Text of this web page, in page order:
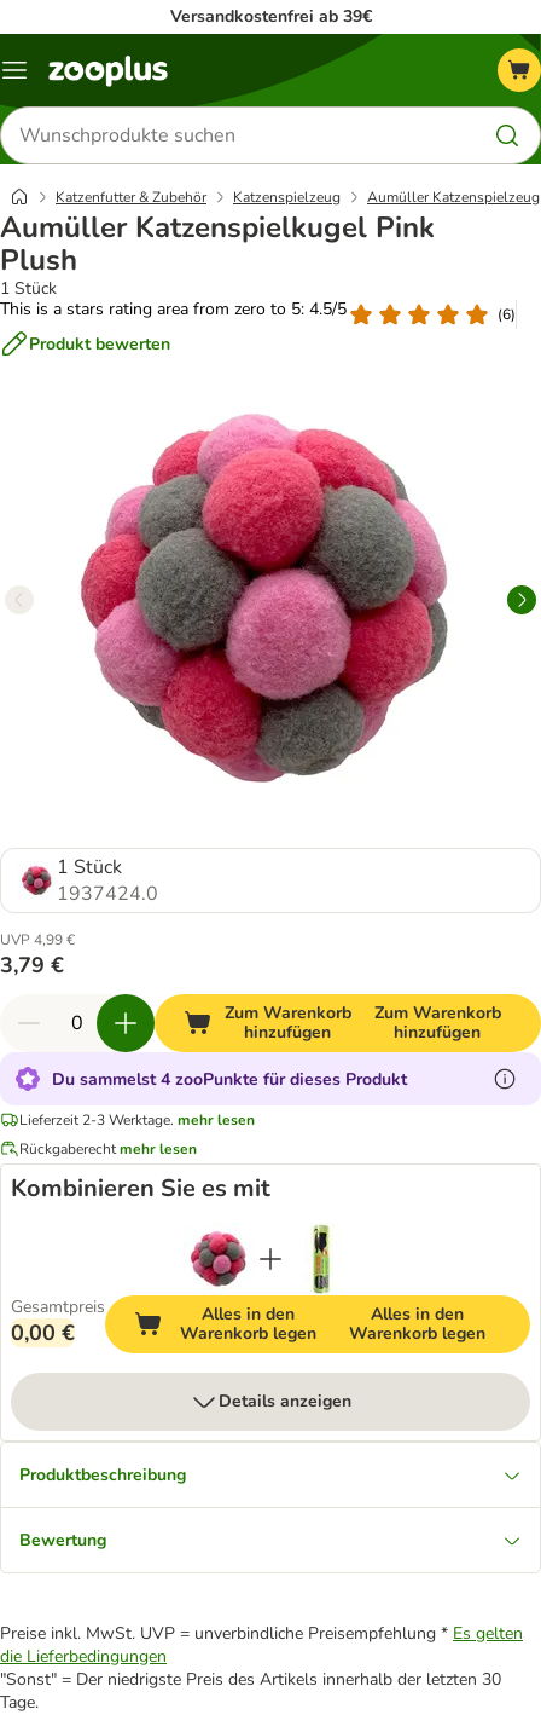
Versandkostenfrei ab 39€
Menü
Produkte
suchen
Katzenfutter & Zubehör Katzenspielzeug Aumüller Katzenspielzeug
Aumüller Katzenspielkugel Pink
Plush
1 Stück
This is a stars rating area from zero to 5: 4.5/5
(6)
Produkt bewerten
1 Stück
1937424.0
UVP 4,99 €
3,79 €
Zum Warenkorb
hinzufügen
Zum Warenkorb
hinzufügen
Du sammelst 4 zooPunkte für dieses Produkt
Lieferzeit 2-3 Werktage. mehr lesen
Rückgaberechtmehr lesen
Kombinieren Sie es mit
Gesamtpreis
0,00 €
Alles in den
Warenkorb legen
Alles in den
Warenkorb legen
Details anzeigen
Produktbeschreibung
Bewertung
Preise inkl. MwSt. UVP = unverbindliche Preisempfehlung * Es gelten
die Lieferbedingungen
"Sonst" = Der niedrigste Preis des Artikels innerhalb der letzten 30
Tage.